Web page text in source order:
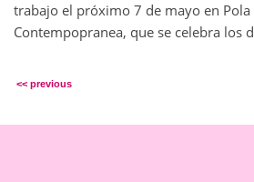
trabajo el próximo 7 de mayo en
Contempopranea, que se celebra los
<< previous